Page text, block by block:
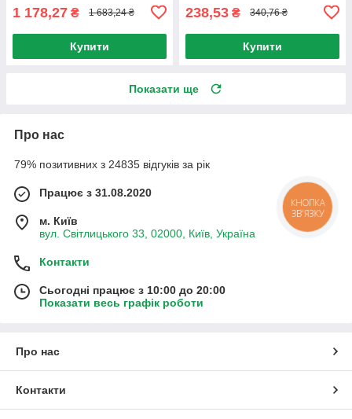
1 178,27 ₴ 1 683,24 ₴
Купити
238,53 ₴ 340,76 ₴
Купити
Показати ще
Про нас
79% позитивних з 24835 відгуків за рік
Працює з 31.08.2020
м. Київ
вул. Світлицького 33, 02000, Київ, Україна
Контакти
Сьогодні працює з 10:00 до 20:00
Показати весь графік роботи
Про нас
Контакти
КНОПКА
ЗВ'ЯЗКУ